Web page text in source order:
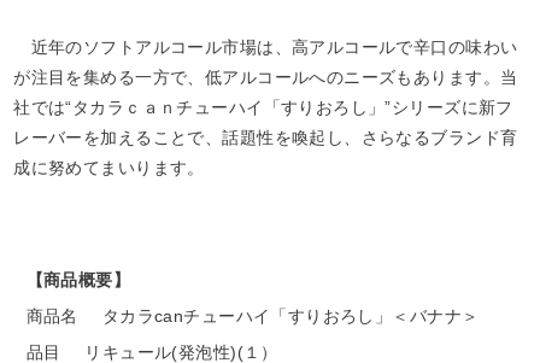
近年のソフトアルコール市場は、高アルコールで辛口の味わい
が注目を集める一方で、低アルコールへのニーズもあります。当
社では“タカラｃａｎチューハイ「すりおろし」”シリーズに新フ
レーバーを加えることで、話題性を喚起し、さらなるブランド育
成に努めてまいります。
【商品概要】
商品名
タカラcanチューハイ「すりおろし」＜バナナ＞
品目
リキュール(発泡性)(１）